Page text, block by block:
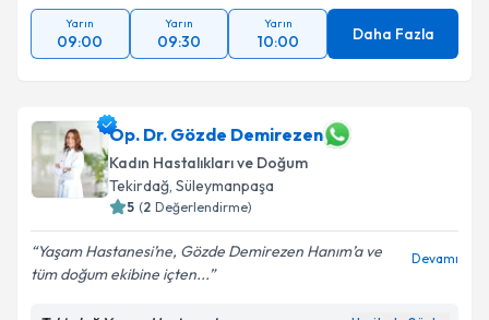
Yarın
09:00
Yarın
09:30
Yarın
10:00 Daha Fazla
Op. Dr. Gözde Demirezen
Kadın Hastalıkları ve Doğum
Tekirdağ, Süleymanpaşa
5 (2 Değerlendirme)
Yaşam Hastanesi’ne, Gözde Demirezen Hanım’a ve
tüm doğum ekibine içten...
Devamı